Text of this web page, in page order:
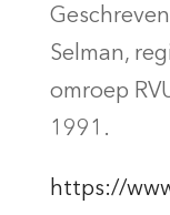
Selman,
omroep
1991.
https://